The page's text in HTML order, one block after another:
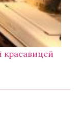
красавицей